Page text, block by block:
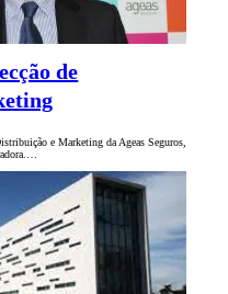
de
e Marketing da Ageas Seguros,